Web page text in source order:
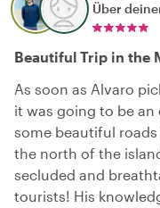
Über
Beautiful Trip in the
As soon as Alvaro
it was going to be
some beautiful
the north of the
secluded and
tourists! His